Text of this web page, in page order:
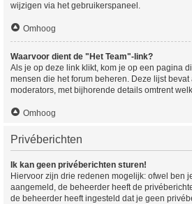
wijzigen via het gebruikerspaneel.
Omhoog
Waarvoor dient de "Het Team"-link?
Als je op deze link klikt, kom je op een pagina
mensen die het forum beheren. Deze lijst
moderators, met bijhorende details omtrent
Omhoog
Privéberichten
Ik kan geen privéberichten sturen!
Hiervoor zijn drie redenen mogelijk: ofwel ben
aangemeld, de beheerder heeft de
de beheerder heeft ingesteld dat je geen